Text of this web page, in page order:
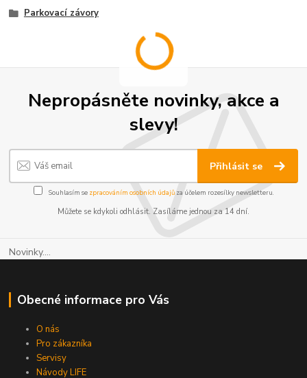
Parkovací závory
Nepropásněte novinky, akce a
slevy!
Přihlásit se
Souhlasím se zpracováním osobních údajůza účelem rozesílky newsletteru.
Můžete se kdykoli odhlásit. Zasíláme jednou za 14 dní.
Novinky....
Obecné informace pro Vás
O nás
Pro zákazníka
Servisy
Návody LIFE